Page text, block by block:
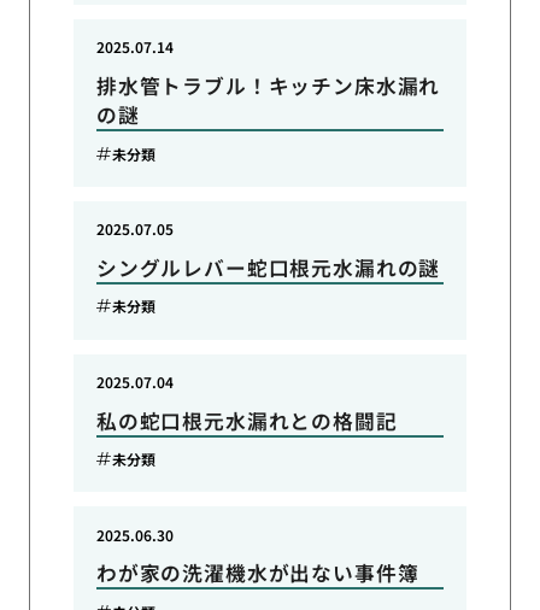
排水管トラブル！キッチン床水漏れ
の謎
2025.07.14
未分類
シングルレバー蛇口根元水漏れの謎
2025.07.05
未分類
私の蛇口根元水漏れとの格闘記
2025.07.04
未分類
わが家の洗濯機水が出ない事件簿
2025.06.30